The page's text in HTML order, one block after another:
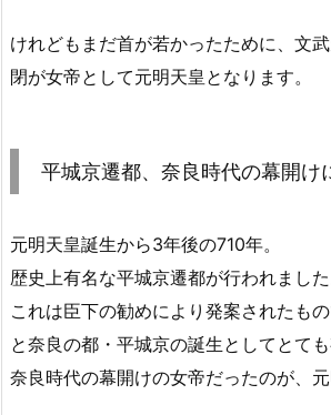
けれどもまだ首が若かったために、文
閉が女帝として元明天皇となります。
平城京遷都、奈良時代の幕開け
元明天皇誕生から3年後の710年。
歴史上有名な平城京遷都が行われました
これは臣下の勧めにより発案されたも
と奈良の都・平城京の誕生としてとても
奈良時代の幕開けの女帝だったのが、元